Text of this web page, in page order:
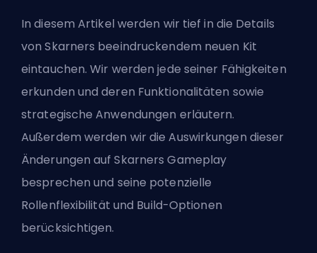
In diesem Artikel werden wir tief in die Details
von Skarners beeindruckendem neuen Kit
eintauchen. Wir werden jede seiner Fähigkeiten
erkunden und deren Funktionalitäten sowie
strategische Anwendungen erläutern.
Außerdem werden wir die Auswirkungen dieser
Änderungen auf Skarners Gameplay
besprechen und seine potenzielle
Rollenflexibilität und Build-Optionen
berücksichtigen.